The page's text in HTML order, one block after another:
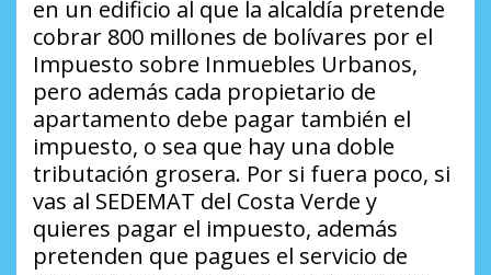
en un edificio al que la alcaldía pretende
cobrar 800 millones de bolívares por el
Impuesto sobre Inmuebles Urbanos,
pero además cada propietario de
apartamento debe pagar también el
impuesto, o sea que hay una doble
tributación grosera. Por si fuera poco, si
vas al SEDEMAT del Costa Verde y
quieres pagar el impuesto, además
pretenden que pagues el servicio de